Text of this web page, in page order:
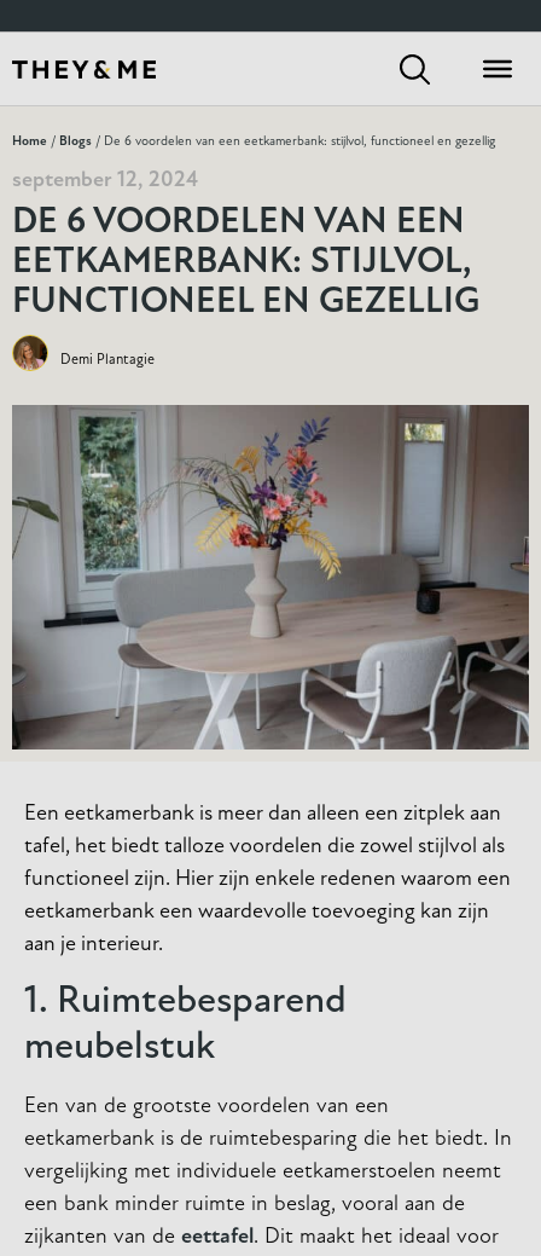
Home / Blogs / De 6 voordelen van een eetkamerbank: stijlvol, functioneel en gezellig
september 12, 2024
DE 6 VOORDELEN VAN EEN
EETKAMERBANK: STIJLVOL,
FUNCTIONEEL EN GEZELLIG
Demi Plantagie
Een eetkamerbank is meer dan alleen een zitplek aan
tafel, het biedt talloze voordelen die zowel stijlvol als
functioneel zijn. Hier zijn enkele redenen waarom een
eetkamerbank een waardevolle toevoeging kan zijn
aan je interieur.
1. Ruimtebesparend
meubelstuk
Een van de grootste voordelen van een
eetkamerbank is de ruimtebesparing die het biedt. In
vergelijking met individuele eetkamerstoelen neemt
een bank minder ruimte in beslag, vooral aan de
zijkanten van de eettafel . Dit maakt het ideaal voor